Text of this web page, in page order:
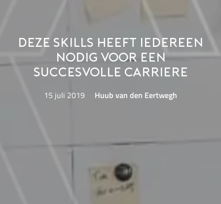
Deze skills heeft iedereen
nodig voor een
succesvolle carriere
15 juli 2019 Huub van den Eertwegh